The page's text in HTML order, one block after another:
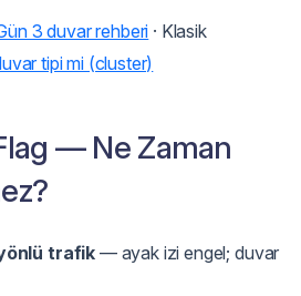
3 duvar rehberi · Klasik
tipi mi (cluster)
— Ne Zaman
trafik — ayak izi engel; duvar